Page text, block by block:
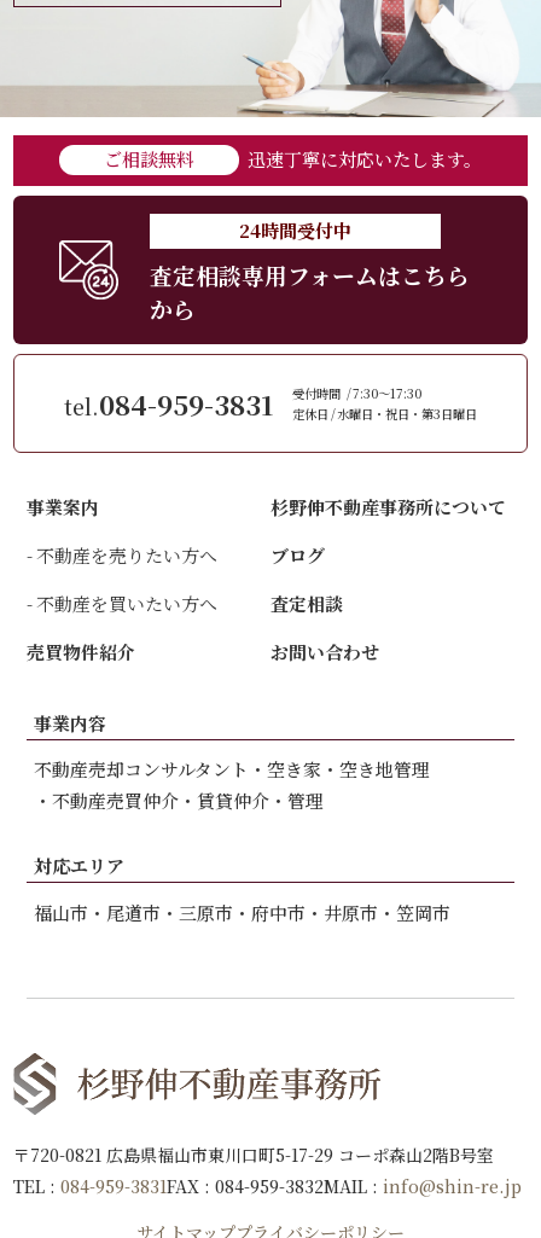
ご相談無料 迅速丁寧に対応いたします。
24時間受付中
査定相談専用フォームはこちら
から
tel.084-959-3831 受付時間
7:30～17:30
定休日 水曜日・祝日・第3日曜日
事業案内
不動産を売りたい方へ
不動産を買いたい方へ
売買物件紹介
杉野伸不動産事務所について
ブログ
査定相談
お問い合わせ
事業内容
不動産売却コンサルタント
空き家・空き地管理
不動産売買仲介
賃貸仲介・管理
対応エリア
福山市
尾道市 三原市 府中市 井原市 笠岡市
〒720-0821 広島県福山市東川口町5-17-29 コーポ森山2階B号室
TEL :084-959-3831FAX : 084-959-3832MAIL : info@shin-re.jp
サイトマッププライバシーポリシー